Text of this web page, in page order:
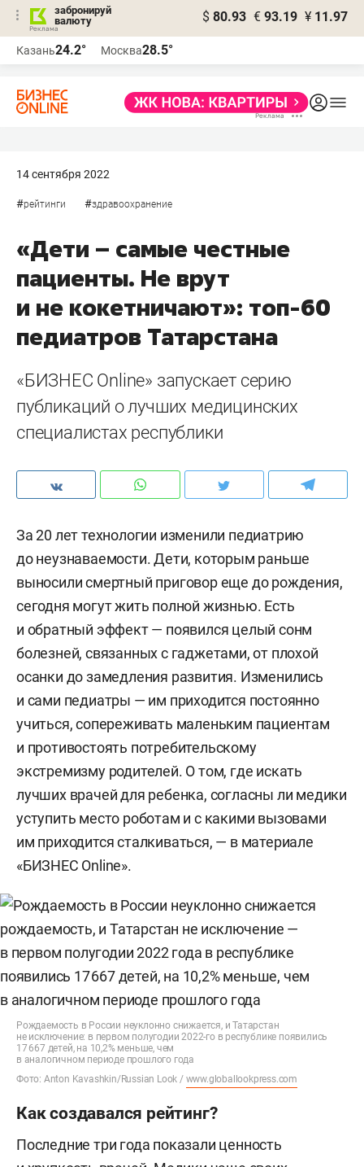
забронируй
валюту
$ 80.93 € 93.19 ¥ 11.97
Казань24.2° Москва28.5°
14 сентября 2022
#рейтинги #здравоохранение
«Дети – самые честные
пациенты. Не врут
и не кокетничают»: топ-60
педиатров Татарстана
«БИЗНЕС Online» запускает серию
публикаций о лучших медицинских
специалистах республики
За 20 лет технологии изменили педиатрию
до неузнаваемости. Дети, которым раньше
выносили смертный приговор еще до рождения,
сегодня могут жить полной жизнью. Есть
и обратный эффект — появился целый сонм
болезней, связанных с гаджетами, от плохой
осанки до замедления развития. Изменились
и сами педиатры — им приходится постоянно
учиться, сопереживать маленьким пациентам
и противостоять потребительскому
экстремизму родителей. О том, где искать
лучших врачей для ребенка, согласны ли медики
уступить место роботам и с какими вызовами
им приходится сталкиваться, — в материале
«БИЗНЕС Online».
Рождаемость в России неуклонно снижается, и Татарстан
не исключение: в первом полугодии 2022-го в республике появились
17 667 детей, на 10,2% меньше, чем
в аналогичном периоде прошлого года
Фото: Anton Kavashkin/Russian Look / www.globallookpress.com
Как создавался рейтинг?
Последние три года показали ценность